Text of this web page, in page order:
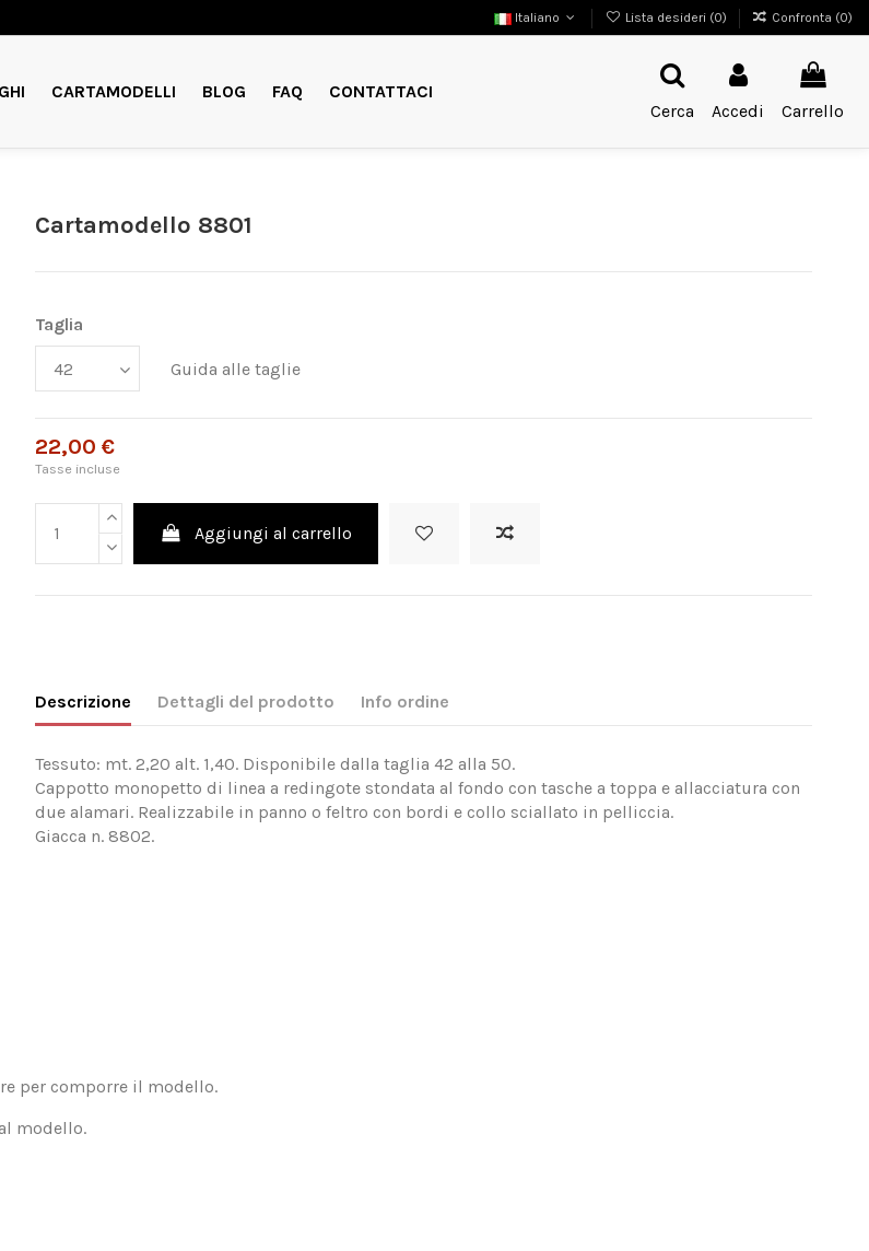
Italiano Lista desideri (0) Confronta (0)
CARTAMODELLI BLOG FAQ
CONTATTACI
Cerca
Accedi Carrello
Cartamodello 8801
Taglia
Guida alle taglie
22,00 €
Tasse incluse
Aggiungi al carrello
Descrizione Dettagli del prodotto Info ordine
Tessuto: mt. 2,20 alt. 1,40. Disponibile dalla taglia 42 alla 50.
Cappotto monopetto di linea a redingote stondata al fondo con tasche a toppa e allacciatura con
due alamari. Realizzabile in panno o feltro con bordi e collo sciallato in pelliccia.
Giacca n. 8802.
per comporre il modello.
modello.